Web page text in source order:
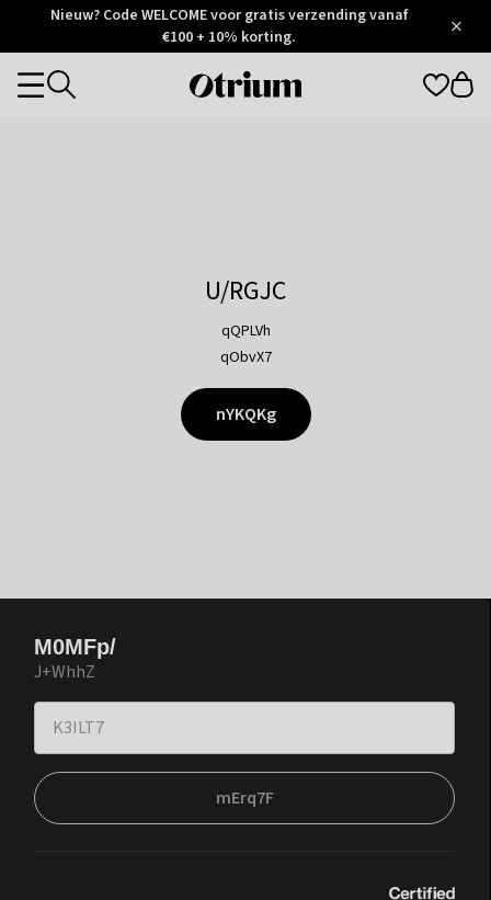
Otrium
Trustpilot
Nieuw? Code WELCOME voor gratis verzending vanaf
€100 + 10% korting.
Otrium
Categories
U/RGJC
qQPLVh
qObvX7
nYKQKg
M0MFp/
J+WhhZ
mErq7F